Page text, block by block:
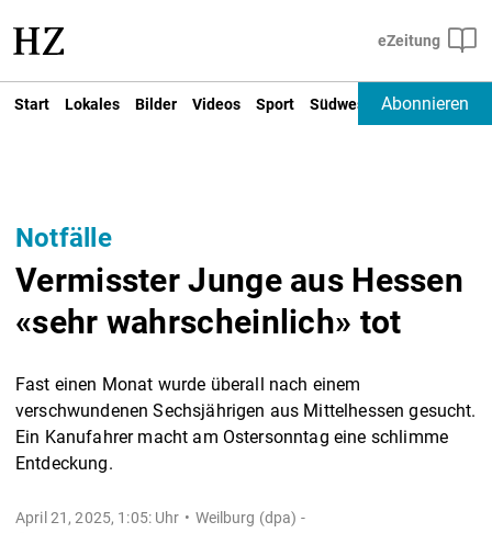
Start Lokales Bilder Videos Sport Südwest Deutschland
Abonnieren
Notfälle
Vermisster Junge aus Hessen
«sehr wahrscheinlich» tot
Fast einen Monat wurde überall nach einem
verschwundenen Sechsjährigen aus Mittelhessen gesucht.
Ein Kanufahrer macht am Ostersonntag eine schlimme
Entdeckung.
April 21, 2025, 1:05: Uhr
Weilburg (dpa) -